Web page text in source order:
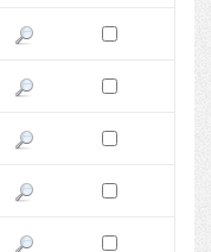
Pokaż podgląd wersji z dnia
Zaznacz wersję do
Pokaż podgląd wersji z dnia
Zaznacz wersję do
Pokaż podgląd wersji z dnia
Zaznacz wersję do
Pokaż podgląd wersji z dnia
Zaznacz wersję do
Pokaż podgląd wersji z dnia
Zaznacz wersję do